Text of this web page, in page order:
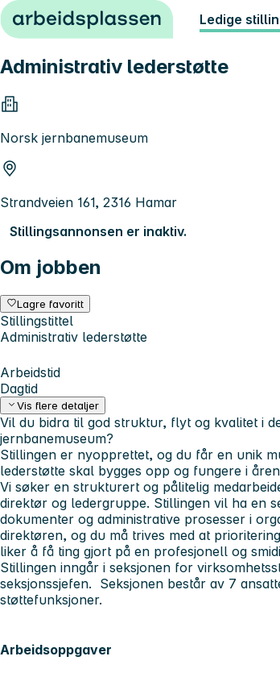
Hopp til innhold Ledige
Administrativ lederstøtte
Norsk jernbanemuseum
Strandveien 161, 2316 Hamar
Stillingsannonsen er inaktiv.
Om jobben
Lagre favoritt
Stillingstittel
Administrativ lederstøtte
Arbeidstid
Dagtid
Vis flere detaljer
Vil du bidra til god struktur, flyt og kvalitet i
jernbanemuseum?
Stillingen er nyopprettet, og du får en unik
lederstøtte skal bygges opp og fungere i
Vi søker en strukturert og pålitelig
direktør og ledergruppe. Stillingen vil ha en
dokumenter og administrative prosesser i
direktøren, og du må trives med at
liker å få ting gjort på en profesjonell og
Stillingen inngår i seksjonen for
seksjonssjefen. Seksjonen består av 7
støttefunksjoner.
Arbeidsoppgaver